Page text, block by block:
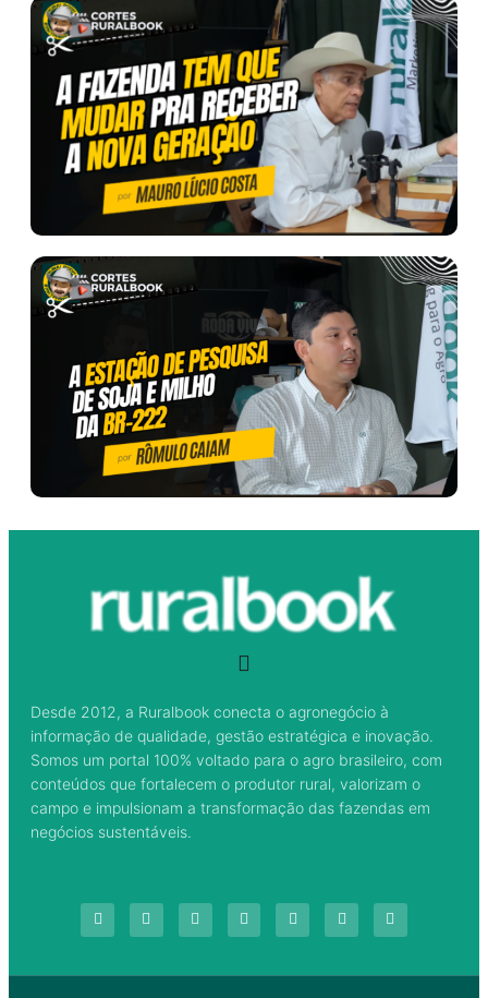
Desde 2012, a Ruralbook conecta o agronegócio à
informação de qualidade, gestão estratégica e inovação.
Somos um portal 100% voltado para o agro brasileiro, com
conteúdos que fortalecem o produtor rural, valorizam o
campo e impulsionam a transformação das fazendas em
negócios sustentáveis.